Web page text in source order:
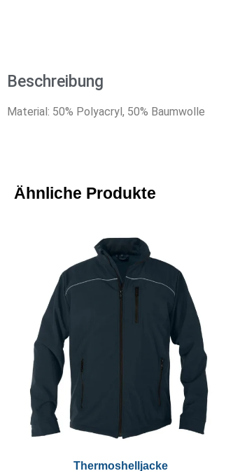
Beschreibung
Material: 50% Polyacryl, 50% Baumwolle
Ähnliche Produkte
Thermoshelljacke